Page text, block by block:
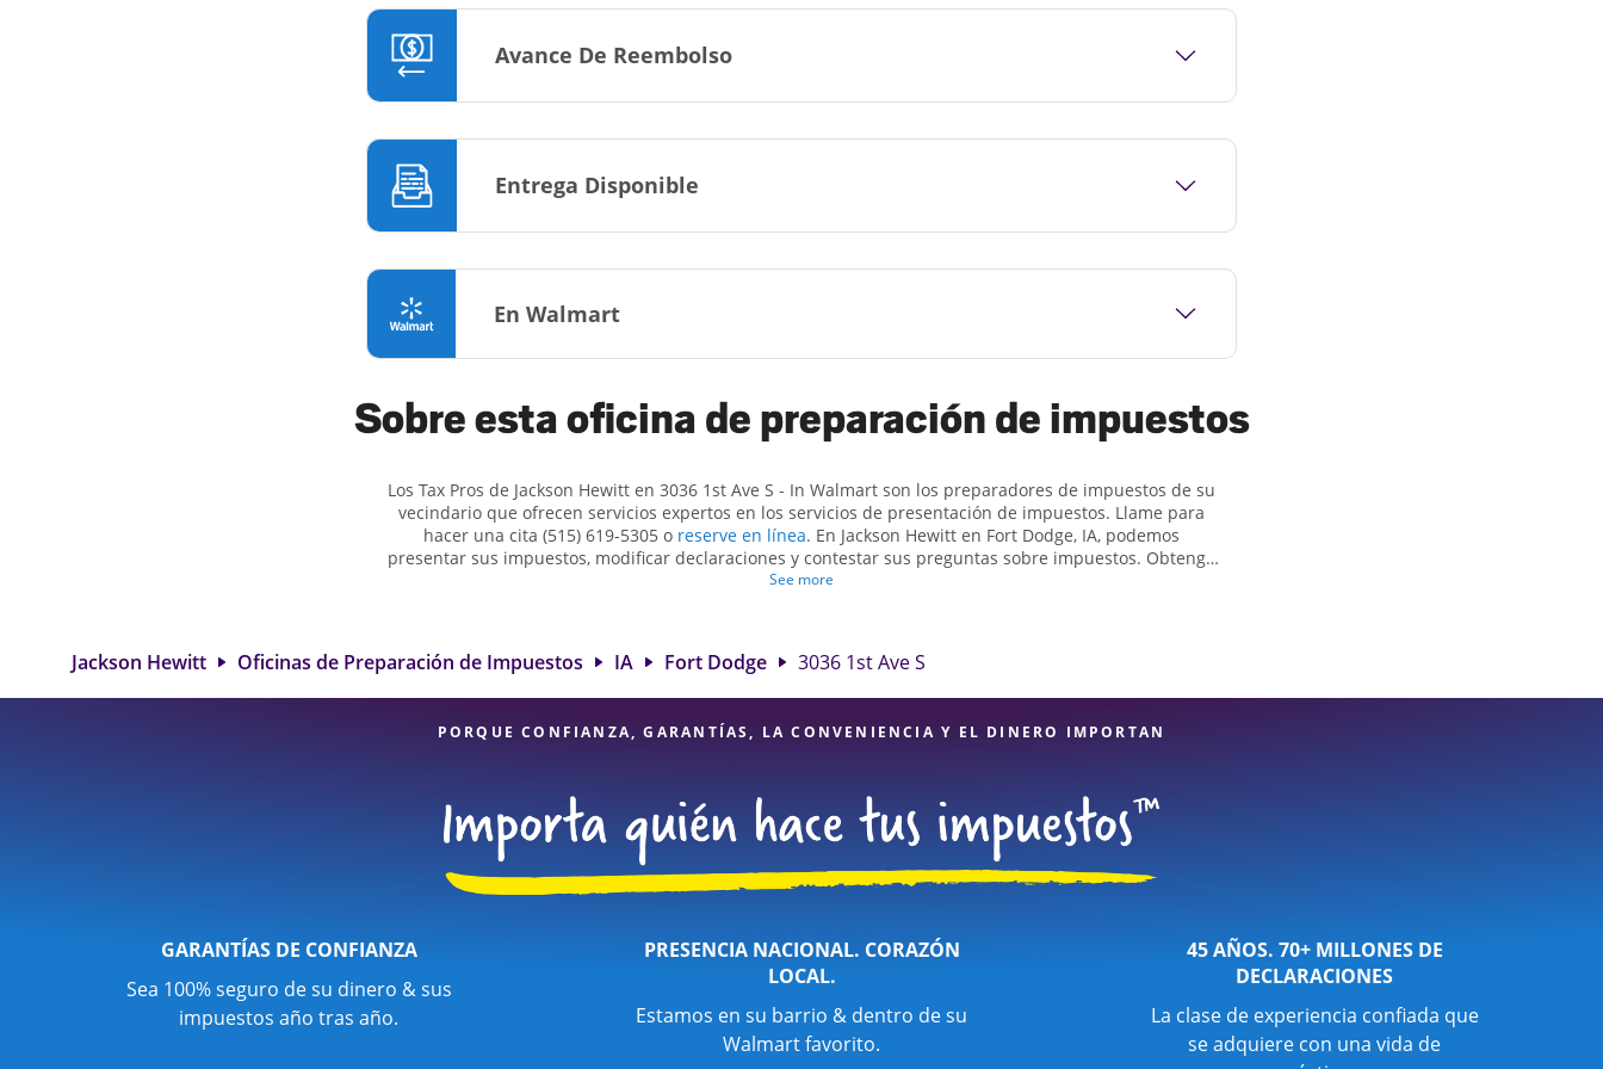
Avance De Reembolso
Entrega Disponible
En Walmart
Sobre esta oficina de preparación de impuestos
Los Tax Pros de Jackson Hewitt en 3036 1st Ave S - In Walmart son ​​los preparadores de impuestos de su
vecindario que ofrecen servicios expertos en los servicios de presentación de impuestos. Llame para
hacer una cita (515) 619-5305 o reserve en línea. En Jackson Hewitt en Fort Dodge, IA, podemos
presentar sus impuestos, modificar declaraciones y contestar sus preguntas sobre impuestos. Obtenga
ayuda para presentar declaraciones de impuestos simples o situaciones más complejas, como los
servicios de preparación de impuestos en Fort Dodge, IA, la ubicación de Jackson Hewitt en 3036 1st Ave
S es una opción excelente. Con nuestros expertos profesionales de impuestos, atención al detalle y
diversidad de servicios financieros, puede estar seguro de que sus impuestos están en manos expertas.
See more
Jackson Hewitt Oficinas de Preparación de Impuestos IA Fort Dodge 3036 1st Ave S
PORQUE CONFIANZA, GARANTÍAS, LA CONVENIENCIA Y EL DINERO IMPORTAN
GARANTÍAS DE CONFIANZA
Sea 100% seguro de su dinero & sus
impuestos año tras año.
PRESENCIA NACIONAL. CORAZÓN
LOCAL.
Estamos en su barrio & dentro de su
Walmart favorito.
45 AÑOS. 70+ MILLONES DE
DECLARACIONES
La clase de experiencia confiada que
se adquiere con una vida de